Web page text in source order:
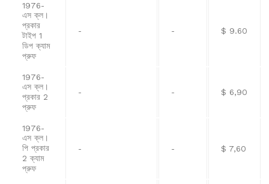
1976-
এস ক্ল।
প্রকার
টাইপ 1
ডিপ ক্যাম
প্রুফ
- - $ 9.60
1976-
এস ক্ল।
প্রকার 2
প্রুফ
- - $ 6,90
1976-
এস ক্ল।
পি প্রকার
2 ক্যাম
প্রুফ
- - $ 7,60